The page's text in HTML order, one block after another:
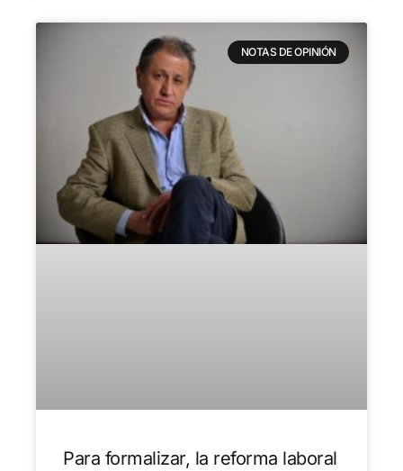
NOTAS DE OPINIÓN
Para formalizar, la reforma laboral